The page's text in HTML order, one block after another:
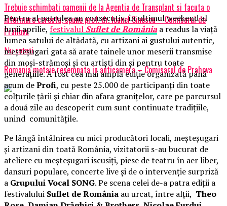
Trebuie schimbati oamenii de la Agentia de Transplant si facuta o
informare corecta, spune prof. dr. Ioanel Sinescu – Comisarul de
Prahova
Nu ratati
Romania motaie resemnata in anticamera – Comisarul de Prahova
Pentru al patrulea an consecutiv, în ultimul weekend al
lunii aprilie, festivalul Suflet de România a readus la viață
lumea satului de altădată, cu artizani ai gustului autentic,
meșteșugari gata să arate tainele unor meserii transmise
din moși-strămoși și cu artiști din și pentru toate
generațiile. A fost cea mai amplă ediție organizată până
acum deProfi, cu peste 25.000 de participanți din toate
colțurile țării și chiar din afara granițelor, care pe parcursul
a două zile au descoperit cum sunt continuate tradițiile,
unind comunitățile.
Pe lângă întâlnirea cu mici producători locali, meșteșugari
și artizani din toată România, vizitatorii s-au bucurat de
ateliere cu meșteșugari iscusiți, piese de teatru în aer liber,
dansuri populare, concerte live și de o intervenție surpriză
a Grupului Vocal SONG. Pe scena celei de-a patra ediții a
festivalului Suflet de România au urcat, între alții, Theo